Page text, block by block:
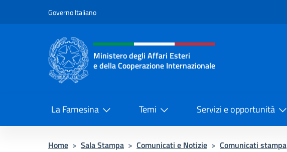
Governo Italiano
Intestazione sito, social e menù
Ministero degli Affari Esteri
e della Cooperazione Internazionale
La Farnesina Temi Servizi e opportunità
Home > Sala Stampa > Comunicati e Notizie > Comunicati stampa